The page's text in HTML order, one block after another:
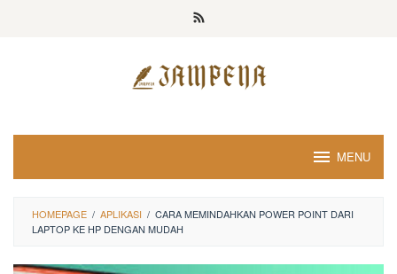
MENU
HOMEPAGE / APLIKASI / CARA MEMINDAHKAN POWER POINT DARI
LAPTOP KE HP DENGAN MUDAH